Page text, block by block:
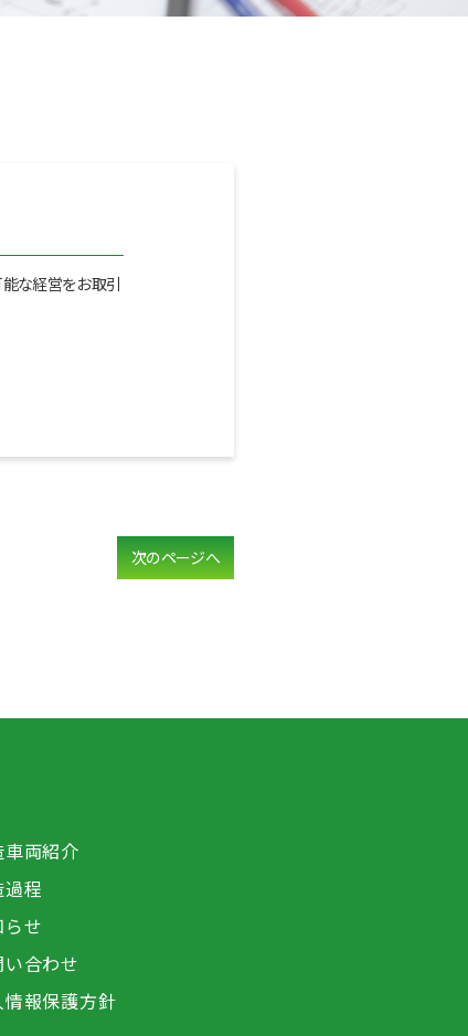
な経営をお取引
次のページへ
車両紹介
程
せ
い合わせ
情報保護方針